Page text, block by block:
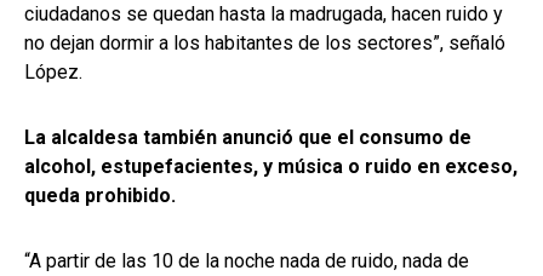
ciudadanos se quedan hasta la madrugada, hacen ruido y
no dejan dormir a los habitantes de los sectores”, señaló
López.
La alcaldesa también anunció que el consumo de
alcohol, estupefacientes, y música o ruido en exceso,
queda prohibido.
“A partir de las 10 de la noche nada de ruido, nada de